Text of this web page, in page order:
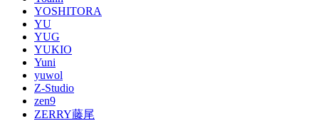
YOSHITORA
YU
YUG
YUKIO
Yuni
yuwol
Z-Studio
zen9
ZERRY藤尾